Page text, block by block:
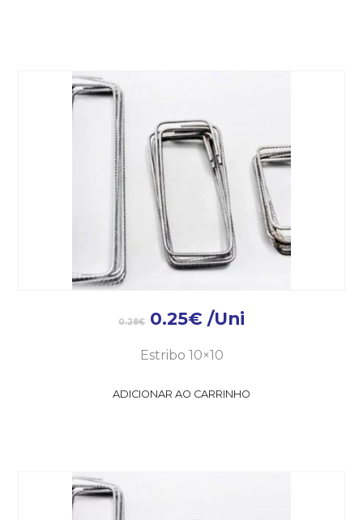
0.28€ 0.25€ /Uni
Estribo 10×10
ADICIONAR AO CARRINHO